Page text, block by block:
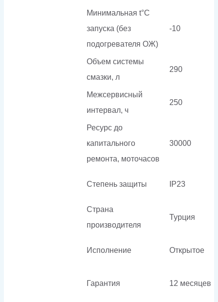
Минимальная t°С
запуска (без
подогревателя ОЖ)
-10
Объем системы
смазки, л
290
Межсервисный
интервал, ч
250
Ресурс до
капитального
ремонта, моточасов
30000
Степень защиты IP23
Страна
производителя
Турция
Исполнение Открытое
Гарантия 12 месяцев